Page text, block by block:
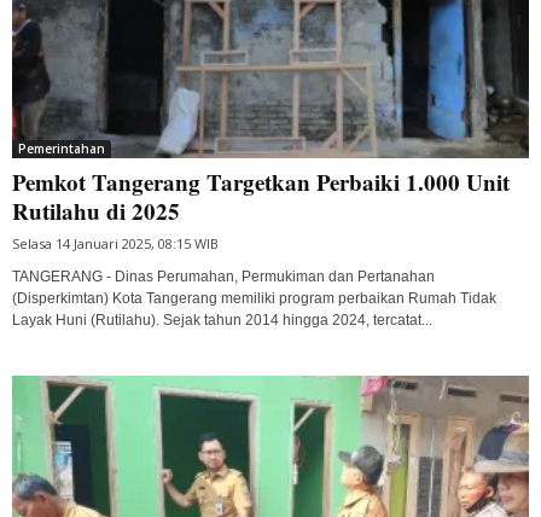
Pemerintahan
Pemkot Tangerang Targetkan Perbaiki 1.000 Unit
Rutilahu di 2025
Selasa 14 Januari 2025, 08:15 WIB
TANGERANG - Dinas Perumahan, Permukiman dan Pertanahan
(Disperkimtan) Kota Tangerang memiliki program perbaikan Rumah Tidak
Layak Huni (Rutilahu). Sejak tahun 2014 hingga 2024, tercatat...